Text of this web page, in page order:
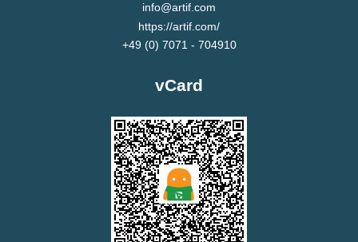
info@artif.com
https://artif.com/
+49 (0) 7071 - 704910
vCard